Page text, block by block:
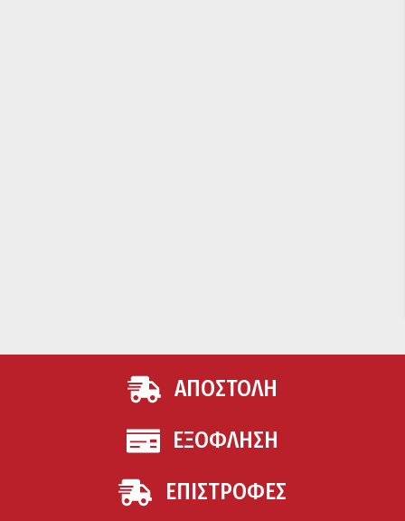
ΑΠΟΣΤΟΛΗ
ΕΞΟΦΛΗΣΗ
ΕΠΙΣΤΡΟΦΕΣ